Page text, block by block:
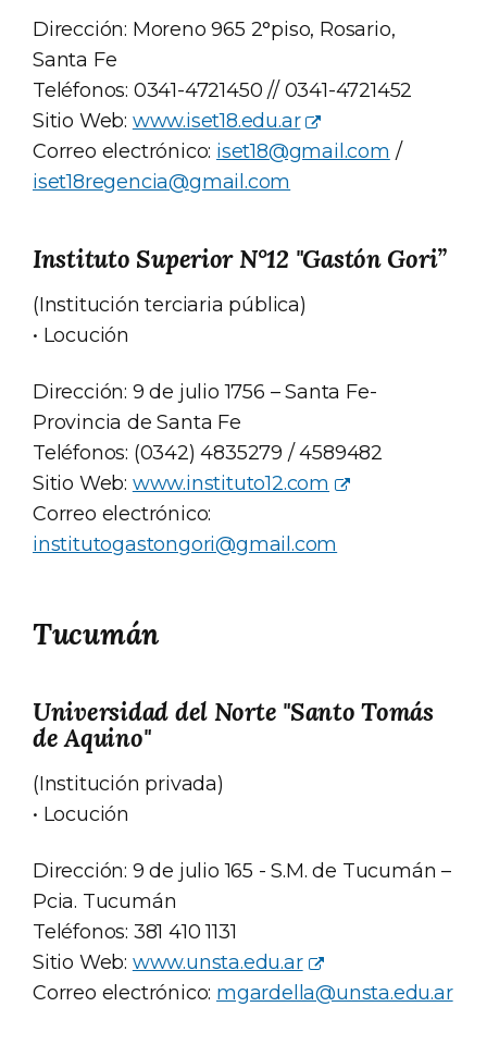
Dirección: Moreno 965 2°piso, Rosario,
Santa Fe
Teléfonos: 0341-4721450 // 0341-4721452
Sitio Web: www.iset18.edu.ar
Correo electrónico: iset18@gmail.com /
iset18regencia@gmail.com
Instituto Superior N°12 "Gastón Gori”
(Institución terciaria pública)
• Locución
Dirección: 9 de julio 1756 – Santa Fe-
Provincia de Santa Fe
Teléfonos: (0342) 4835279 / 4589482
Sitio Web: www.instituto12.com
Correo electrónico:
institutogastongori@gmail.com
Tucumán
Universidad del Norte "Santo Tomás
de Aquino"
(Institución privada)
• Locución
Dirección: 9 de julio 165 - S.M. de Tucumán –
Pcia. Tucumán
Teléfonos: 381 410 1131
Sitio Web: www.unsta.edu.ar
Correo electrónico: mgardella@unsta.edu.ar